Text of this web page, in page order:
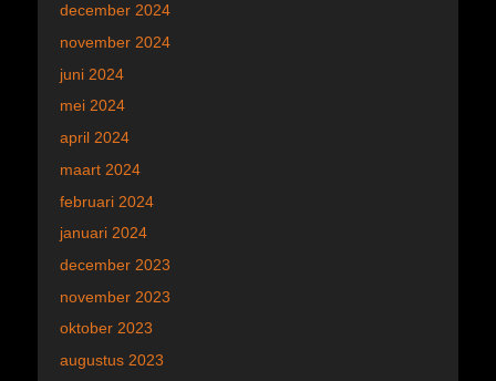
december 2024
november 2024
juni 2024
mei 2024
april 2024
maart 2024
februari 2024
januari 2024
december 2023
november 2023
oktober 2023
augustus 2023